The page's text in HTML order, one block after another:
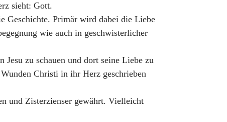
sieht: Gott.
Geschichte. Primär wird dabei die Liebe
wie auch in geschwisterlicher
zu schauen und dort seine Liebe zu
Christi in ihr Herz geschrieben
und Zisterzienser gewährt. Vielleicht